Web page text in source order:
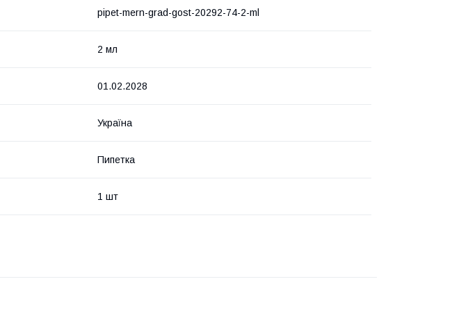
pipet-mern-grad-gost-20292-74-2-ml
2 мл
01.02.2028
Україна
Пипетка
1 шт